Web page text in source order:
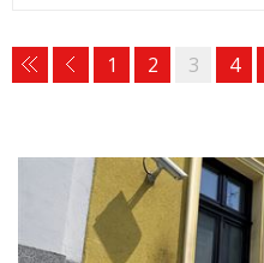
1 2 3 4